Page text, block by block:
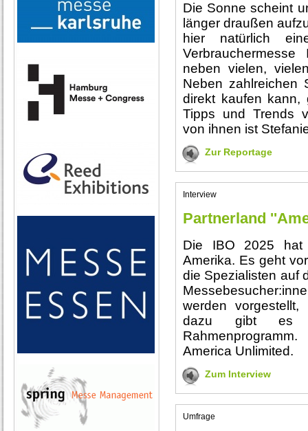
Die Sonne scheint
länger draußen
hier natürlich
neben vielen,
Neben zahlreichen
direkt kaufen kann,
Tipps und Trends
von ihnen ist
Zur Reportage
Interview
Partnerland
Die IBO 2025 hat
Amerika. Es geht
die Spezialisten auf
werden
dazu gibt es
America Unlimited.
Zum Interview
Umfrage